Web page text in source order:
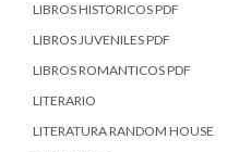
LIBROS HISTORICOS PDF
LIBROS JUVENILES PDF
LIBROS ROMANTICOS PDF
LITERARIO
LITERATURA RANDOM HOUSE